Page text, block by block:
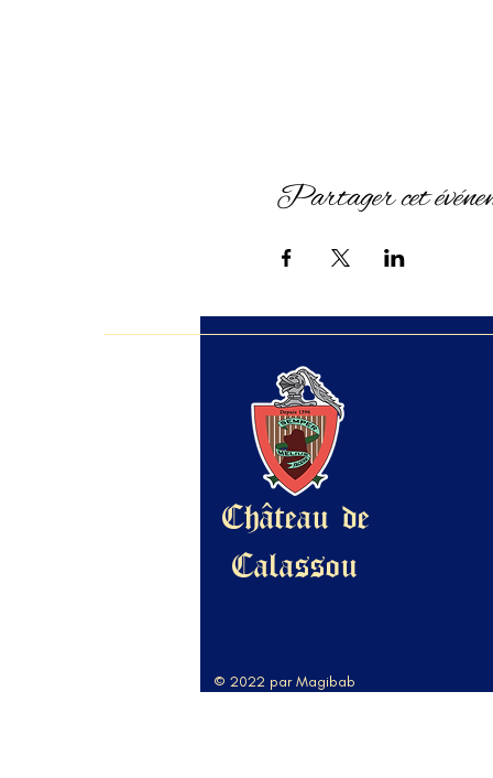
Partager cet
Château de
Calassou
© 2022 par Magibab